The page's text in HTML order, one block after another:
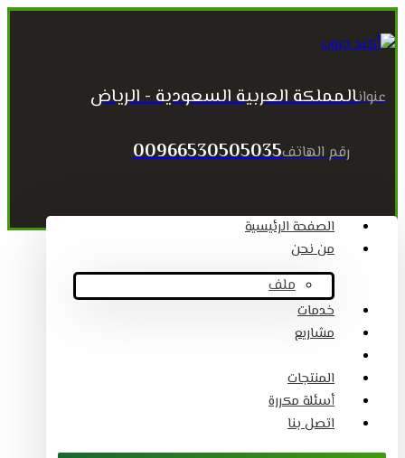
عنوانالمملكة العربية السعودية - الرياض
رقم الهاتف00966530505035
الصفحة الرئيسية
من نحن
ملف
خدمات
مشاريع
المنتجات
أسئلة مكررة
اتصل بنا